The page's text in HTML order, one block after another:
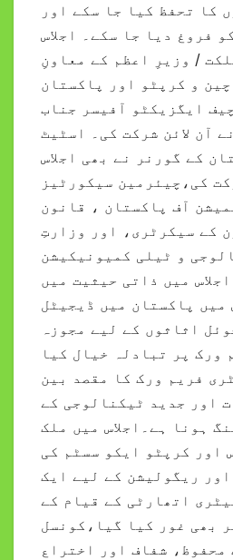
کا تحفظ کیا جا سکے اور
فروغ دیا جا سکے۔ اجلاس
/ وزیرِ اعظم کے معاونِ
چین و کرپٹو اور پاکستان
ایگزیکٹو آفیسر جناب
آن لائن شرکت کی۔ اسٹیٹ
کے گورنر نے بھی اجلاس
کی،چیئرمین سیکورٹیز
آف پاکستان ، قانون
کے سیکرٹری، اور وزارتِ
و ٹیلی کمیونیکیشن
میں ذاتی حیثیت میں
میں پاکستان میں ڈیجیٹل
اثاثوں کے لیے مجوزہ
ورک پر تبادلہ خیال کیا
فریم ورک کا مقصد بین
اور جدید ٹیکنالوجی کے
ہونا ہے۔اجلاس میں ملک
اور کرپٹو ایکو سسٹم کی
اور ریگولیشن کے لیے ایک
اتھارٹی کے قیام کے
بھی غور کیا گیا،کونسل
محفوظ، شفاف اور اختراع